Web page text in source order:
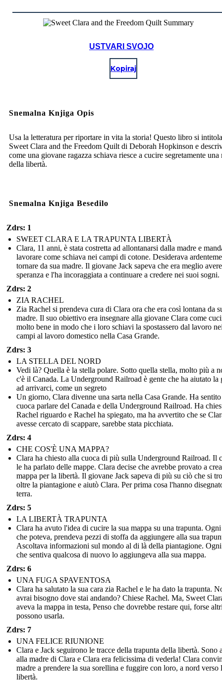
USTVARI SVOJO
Kopiraj
Snemalna Knjiga Opis
Usa la letteratura per riportare in vita la storia! Questo libro si intitola
Sweet Clara and the Freedom Quilt di Deborah Hopkinson e
come una giovane ragazza schiava riesce a cucire segretamente una
della libertà.
Snemalna Knjiga Besedilo
Zdrs: 1
SWEET CLARA E LA TRAPUNTA LIBERTÀ
Clara, 11 anni, è stata costretta ad allontanarsi dalla madre e
lavorare come schiava nei campi di cotone. Desiderava
tornare da sua madre. Il giovane Jack sapeva che era meglio avere
speranza e l'ha incoraggiata a continuare a credere nei suoi sogni.
Zdrs: 2
ZIA RACHEL
Zia Rachel si prendeva cura di Clara ora che era così lontana da
madre. Il suo obiettivo era insegnare alla giovane Clara come
molto bene in modo che i loro schiavi la spostassero dal lavoro
campi al lavoro domestico nella Casa Grande.
Zdrs: 3
LA STELLA DEL NORD
Vedi là? Quella è la stella polare. Sotto quella stella, molto più a
c'è il Canada. La Underground Railroad è gente che ha aiutato la
ad arrivarci, come un segreto
Un giorno, Clara divenne una sarta nella Casa Grande. Ha
cuoca parlare del Canada e della Underground Railroad. Ha
Rachel riguardo e Rachel ha spiegato, ma ha avvertito che se
avesse cercato di scappare, sarebbe stata picchiata.
Zdrs: 4
CHE COS'È UNA MAPPA?
Clara ha chiesto alla cuoca di più sulla Underground Railroad. Il
le ha parlato delle mappe. Clara decise che avrebbe provato a
mappa per la libertà. Il giovane Jack sapeva di più su ciò che si
oltre la piantagione e aiutò Clara. Per prima cosa l'hanno
terra.
Zdrs: 5
LA LIBERTÀ TRAPUNTA
Clara ha avuto l'idea di cucire la sua mappa su una trapunta.
che poteva, prendeva pezzi di stoffa da aggiungere alla sua
Ascoltava informazioni sul mondo al di là della piantagione.
che sentiva qualcosa di nuovo lo aggiungeva alla sua mappa.
Zdrs: 6
UNA FUGA SPAVENTOSA
Clara ha salutato la sua cara zia Rachel e le ha dato la trapunta.
avrai bisogno dove stai andando? Chiese Rachel. Ma, Sweet
aveva la mappa in testa, Penso che dovrebbe restare qui, forse
possono usarla.
Zdrs: 7
UNA FELICE RIUNIONE
Clara e Jack seguirono le tracce della trapunta della libertà. Sono
alla madre di Clara e Clara era felicissima di vederla! Clara
madre a prendere la sua sorellina e fuggire con loro, a nord verso
libertà.